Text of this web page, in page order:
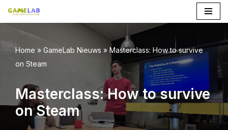
de
inhoud
Home » GameLab Nieuws » Masterclass: How to survive
on Steam
Masterclass: How to survive
on Steam